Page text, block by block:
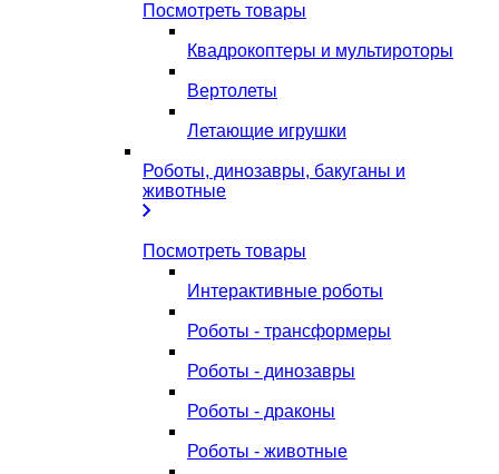
Посмотреть товары
Квадрокоптеры и мультироторы
Вертолеты
Летающие игрушки
Роботы, динозавры, бакуганы и
животные
Посмотреть товары
Интерактивные роботы
Роботы - трансформеры
Роботы - динозавры
Роботы - драконы
Роботы - животные